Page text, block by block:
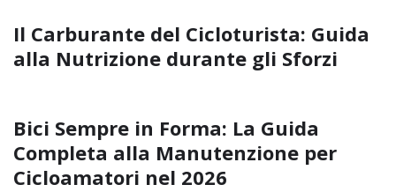
Il Carburante del Cicloturista: Guida
alla Nutrizione durante gli Sforzi
Bici Sempre in Forma: La Guida
Completa alla Manutenzione per
Cicloamatori nel 2026